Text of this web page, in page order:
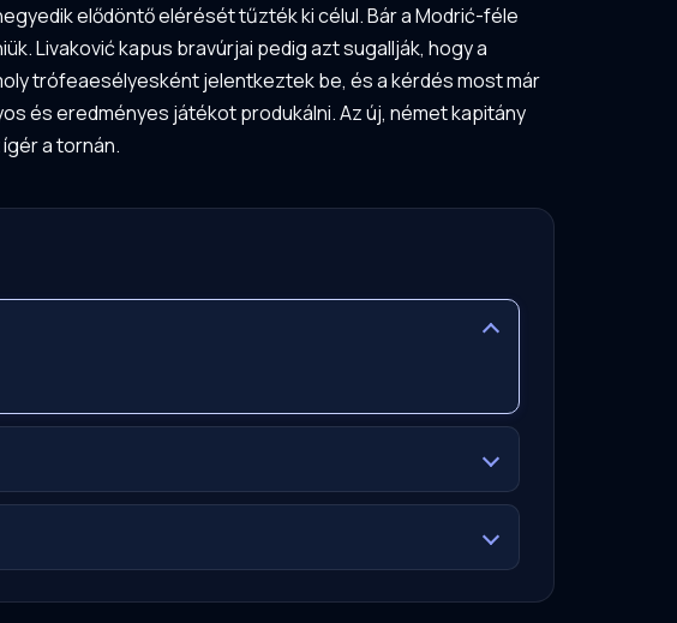
elődöntő elérését tűzték ki célul. Bár a Modrić-féle
Livaković kapus bravúrjai pedig azt sugallják, hogy a
trófeaesélyesként jelentkeztek be, és a kérdés most már
és eredményes játékot produkálni. Az új, német kapitány
a tornán.